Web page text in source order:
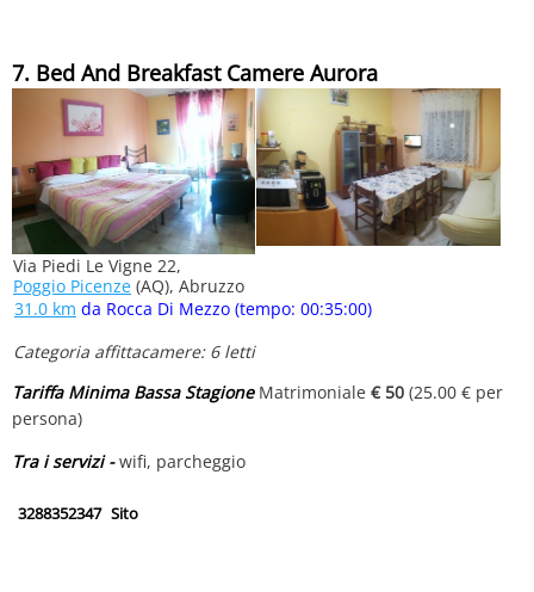
7. Bed And Breakfast Camere Aurora
Via Piedi Le Vigne 22,
Poggio Picenze (AQ), Abruzzo
31.0 km da Rocca Di Mezzo (tempo: 00:35:00)
Categoria affittacamere: 6 letti
Tariffa Minima Bassa StagioneMatrimoniale € 50 (25.00 € per
persona)
Tra i servizi -wifi, parcheggio
3288352347 Sito